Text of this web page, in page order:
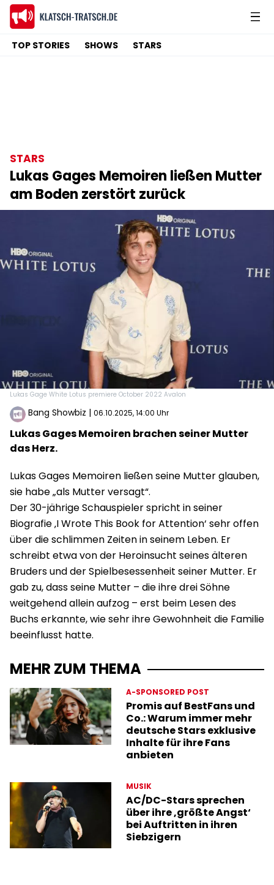
TOP STORIES SHOWS STARS
STARS
Lukas Gages Memoiren ließen Mutter
am Boden zerstört zurück
Lukas Gage White Lotus premiere October 2022 Avalon
Bang Showbiz | 06.10.2025, 14:00 Uhr
Lukas Gages Memoiren brachen seiner Mutter
das Herz.
Lukas Gages Memoiren ließen seine Mutter glauben,
sie habe „als Mutter versagt“.
Der 30-jährige Schauspieler spricht in seiner
Biografie ‚I Wrote This Book for Attention‘ sehr offen
über die schlimmen Zeiten in seinem Leben. Er
schreibt etwa von der Heroinsucht seines älteren
Bruders und der Spielbesessenheit seiner Mutter. Er
gab zu, dass seine Mutter – die ihre drei Söhne
weitgehend allein aufzog – erst beim Lesen des
Buchs erkannte, wie sehr ihre Gewohnheit die Familie
beeinflusst hatte.
MEHR ZUM THEMA
A-SPONSORED POST
Promis auf BestFans und
Co.: Warum immer mehr
deutsche Stars exklusive
Inhalte für ihre Fans
anbieten
MUSIK
AC/DC-Stars sprechen
über ihre ‚größte Angst‘
bei Auftritten in ihren
Siebzigern